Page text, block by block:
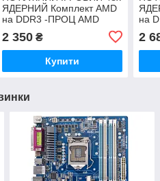
ЯДЕРНИЙ Комплект AMD
на DDR3 -ПРОЦ AMD
sAM3+ FX-4100 ( 4 ЯДРА
по 3.6 Ghz)+ Плата
Gigabyte
2 350₴
Купити
на
по
2